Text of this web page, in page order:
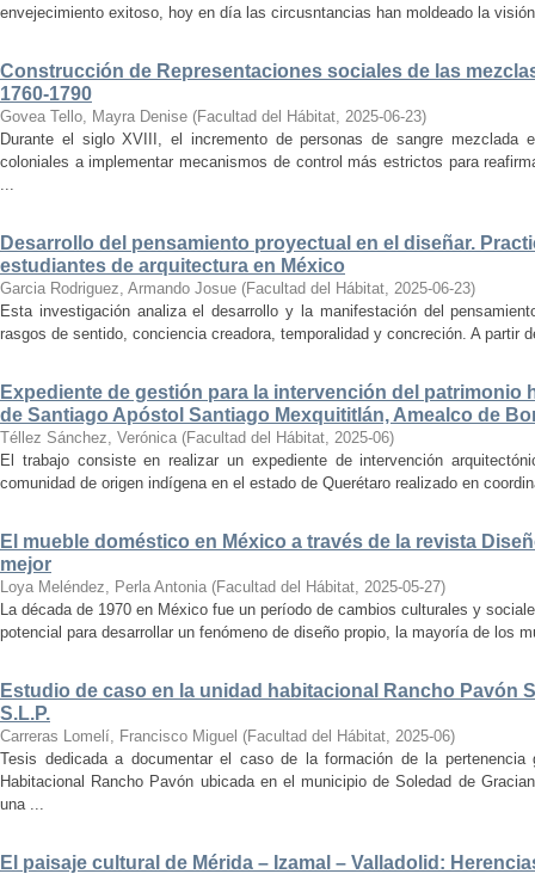
envejecimiento exitoso, hoy en día las circusntancias han moldeado la
Construcción de Representaciones sociales de las
1760-1790
Govea Tello, Mayra Denise (Facultad del Hábitat, 2025-06-23)
Durante el siglo XVIII, el incremento de personas de sangre
coloniales a implementar mecanismos de control más estrictos para
...
Desarrollo del pensamiento proyectual en el diseñar.
estudiantes de arquitectura en México
Garcia Rodriguez, Armando Josue (Facultad del Hábitat, 2025-06-23)
Esta investigación analiza el desarrollo y la manifestación del
rasgos de sentido, conciencia creadora, temporalidad y concreción. A partir
Expediente de gestión para la intervención del patrimonio
de Santiago Apóstol Santiago Mexquititlán, Amealco de
Téllez Sánchez, Verónica (Facultad del Hábitat, 2025-06)
El trabajo consiste en realizar un expediente de intervención
comunidad de origen indígena en el estado de Querétaro realizado en
El mueble doméstico en México a través de la revista
mejor
Loya Meléndez, Perla Antonia (Facultad del Hábitat, 2025-05-27)
La década de 1970 en México fue un período de cambios culturales y
potencial para desarrollar un fenómeno de diseño propio, la mayoría de los
Estudio de caso en la unidad habitacional Rancho Pavón
S.L.P.
Carreras Lomelí, Francisco Miguel (Facultad del Hábitat, 2025-06)
Tesis dedicada a documentar el caso de la formación de la
Habitacional Rancho Pavón ubicada en el municipio de Soledad de
una ...
El paisaje cultural de Mérida – Izamal – Valladolid: